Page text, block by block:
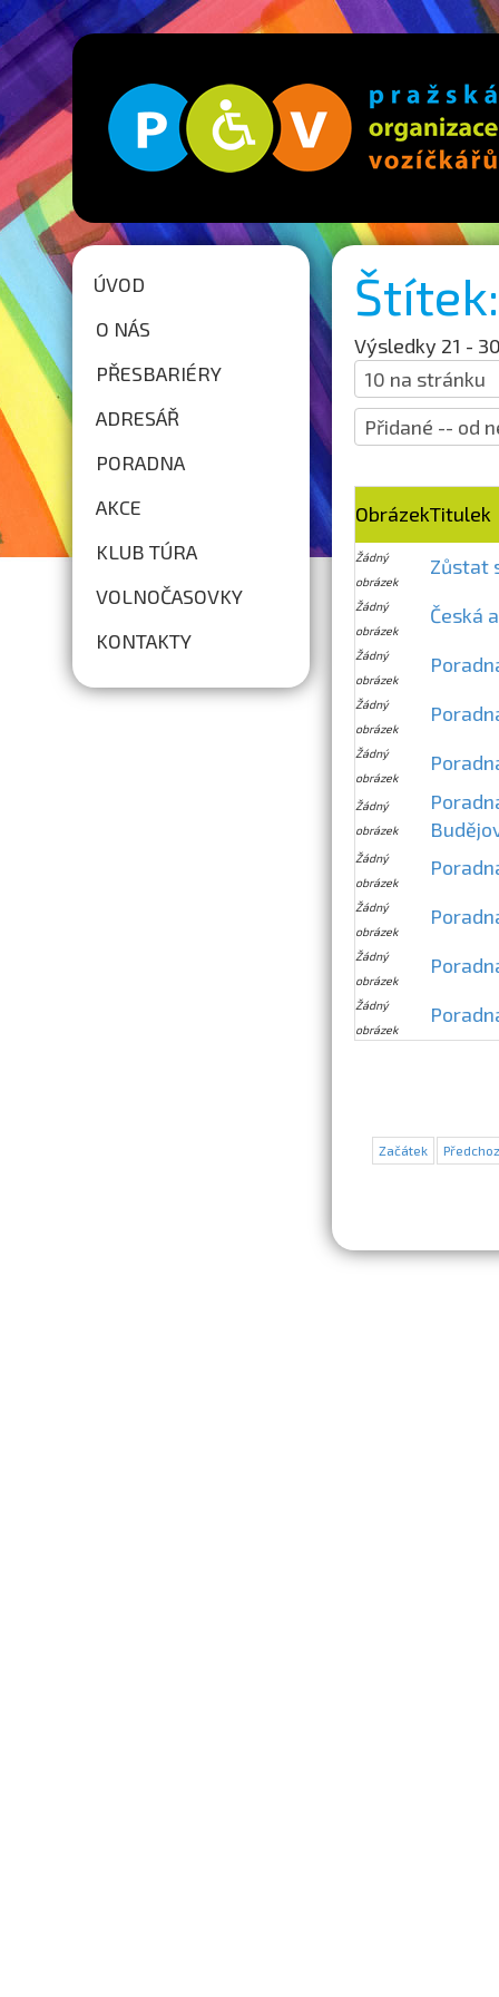
ÚVOD
O NÁS
PŘESBARIÉRY
ADRESÁŘ
PORADNA
AKCE
KLUB TÚRA
VOLNOČASOVKY
KONTAKTY
Výsledky 21 -
ObrázekTitulek
Žádný
obrázek
Zůstat
Žádný
obrázek
Česká
Žádný
obrázek
Žádný
obrázek
Žádný
obrázek
Žádný
obrázek
Žádný
obrázek
Žádný
obrázek
Žádný
obrázek
Žádný
obrázek
Začátek